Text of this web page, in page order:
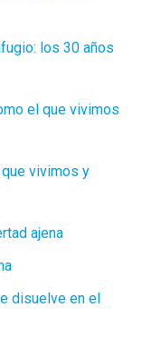
los 30 años
el que vivimos
vivimos y
ajena
disuelve en el